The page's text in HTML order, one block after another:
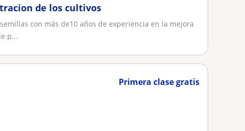
de los cultivos
con más de10 años de experiencia en la mejora
p...
Primera clase gratis